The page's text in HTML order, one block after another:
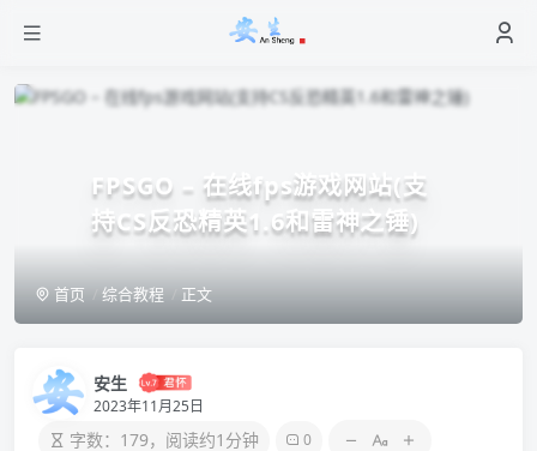
FPSGO – 在线fps游戏网站(支
持CS反恐精英1.6和雷神之锤)
首页 综合教程 正文
安生
2023年11月25日
字数：179，阅读约1分钟 0